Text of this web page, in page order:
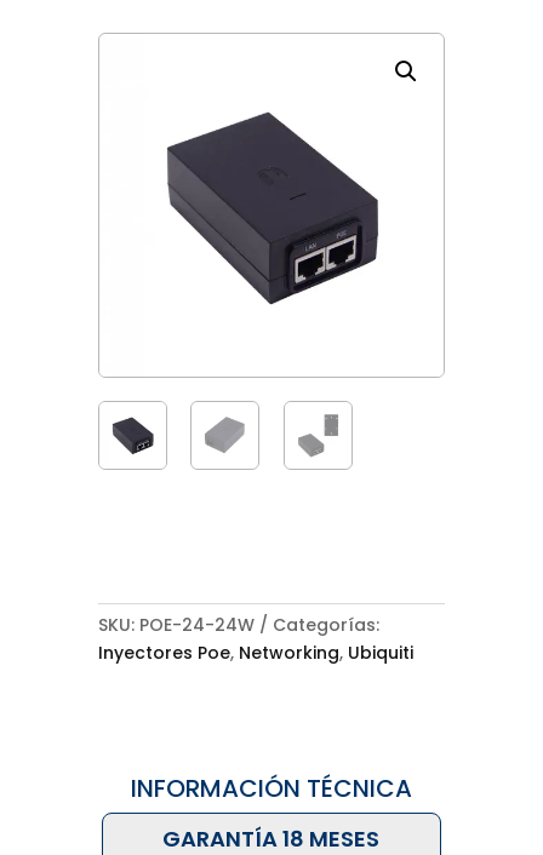
SKU: POE-24-24W
Categorías:
Inyectores Poe, Networking, Ubiquiti
INFORMACIÓN TÉCNICA
GARANTÍA 18 MESES